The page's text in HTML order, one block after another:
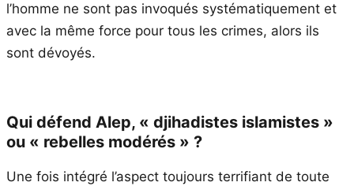
l’homme ne sont pas invoqués systématiquement et
avec la même force pour tous les crimes, alors ils
sont dévoyés.
Qui défend Alep, « djihadistes islamistes »
ou « rebelles modérés » ?
Une fois intégré l’aspect toujours terrifiant de toute